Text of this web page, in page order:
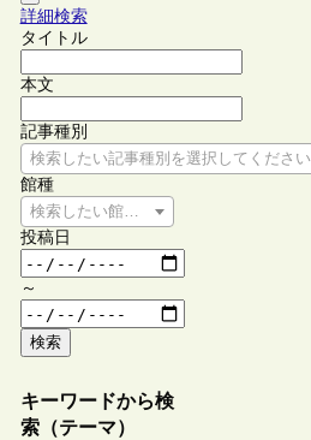
詳細検索
タイトル
本文
記事種別
検索したい記事種別を選択してください
館種
検索したい館種を選択してください
投稿日
～
検索
キーワードから検
索（テーマ）